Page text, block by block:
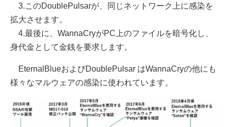
3.このDoublePulsarが、同じネットワーク上に感染を
拡大させます。
4.最後に、WannaCryがPC上のファイルを暗号化し、
身代金として金銭を要求します。
EternalBlueおよびDoublePulsar はWannaCryの他にも
様々なマルウェアの感染に使われています。